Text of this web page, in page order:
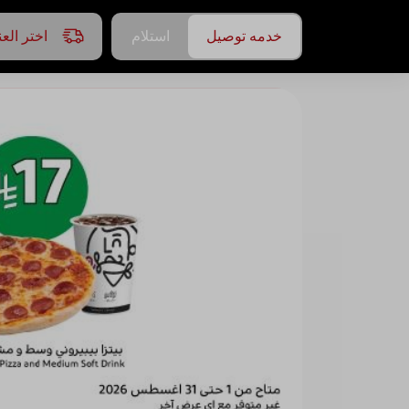
خدمه توصيل استلام اختر